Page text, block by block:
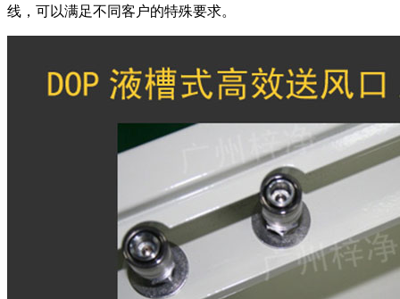
线，可以满足不同客户的特殊要求。